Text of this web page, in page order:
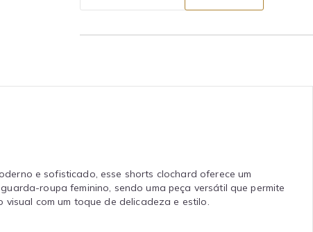
e sofisticado, esse shorts clochard oferece um
roupa feminino, sendo uma peça versátil que permite
com um toque de delicadeza e estilo.